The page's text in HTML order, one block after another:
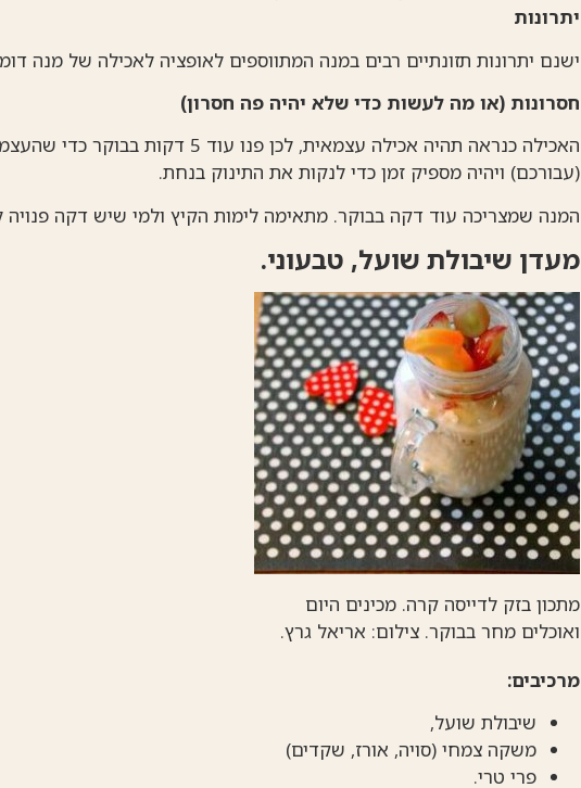
יתרונות
ישנם יתרונות תזונתיים רבים במנה המתווספים לאופציה לאכילה של מנה
חסרונות (או מה לעשות כדי שלא יהיה פה חסרון)
האכילה כנראה תהיה אכילה עצמאית, לכן פנו
(עבורכם) ויהיה מספיק זמן כדי לנקות את התינוק בנחת.
המנה שמצריכה עוד דקה בבוקר. מתאימה לימות הקיץ ולמי שיש דקה פנויה
מעדן שיבולת שועל, טבעוני.
מתכון בזק לדייסה קרה. מכינים היום
ואוכלים מחר בבוקר. צילום: אריאל גרץ.
מרכיבים:
שיבולת שועל,
משקה צמחי (סויה, אורז, שקדים)
פרי טרי.